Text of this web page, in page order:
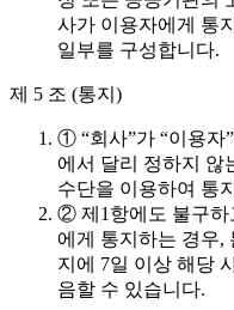
사가 이용자에게 통
일부를 구성합니다.
제 5 조 (통지)
① “회사”가 “이용자
에서 달리 정하지 않
수단을 이용하여 통
② 제1항에도 불구하
에게 통지하는 경우,
지에 7일 이상 해당
음할 수 있습니다.